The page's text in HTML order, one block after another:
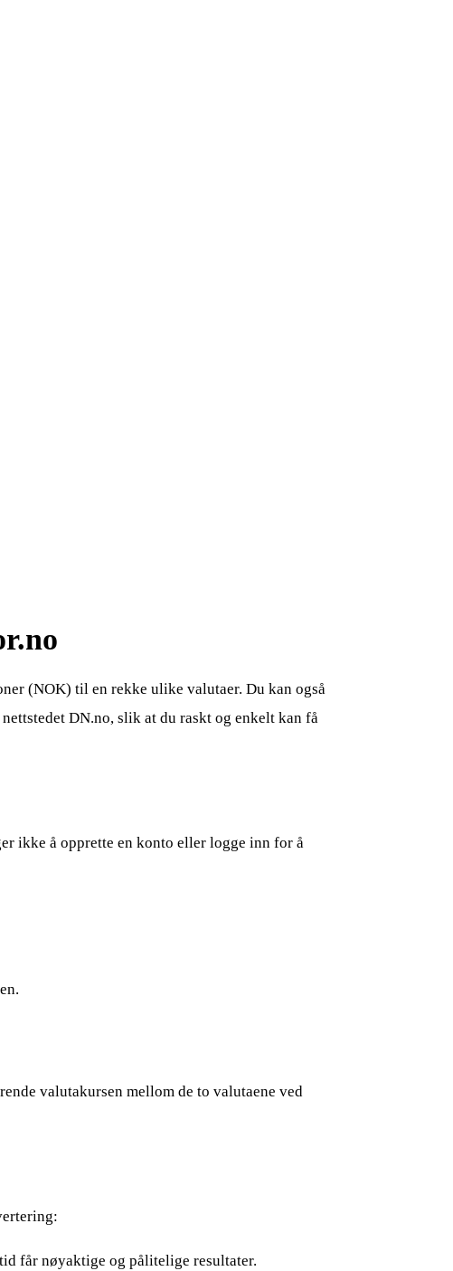
(NOK) til en rekke ulike valutaer. Du kan også
DN.no, slik at du raskt og enkelt kan få
ikke å opprette en konto eller logge inn for å
valutakursen mellom de to valutaene ved
får nøyaktige og pålitelige resultater.